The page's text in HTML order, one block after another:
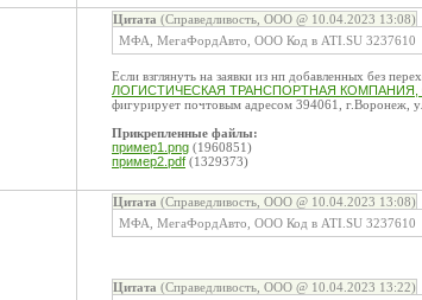
Цитата (Справедливость, ООО @ 10.04.2023 13:08)
МФА, МегаФордАвто, ООО Код в ATI.SU 3237610
Если взглянуть на заявки из нп добавленных без
ЛОГИСТИЧЕСКАЯ ТРАНСПОРТНАЯ КОМПАНИЯ,
фигурирует почтовым адресом 394061, г.Воронеж,
Прикрепленные файлы:
пример1.png (1960851)
пример2.pdf (1329373)
Цитата (Справедливость, ООО @ 10.04.2023 13:08)
МФА, МегаФордАвто, ООО Код в ATI.SU 3237610
Цитата (Справедливость, ООО @ 10.04.2023 13:22)